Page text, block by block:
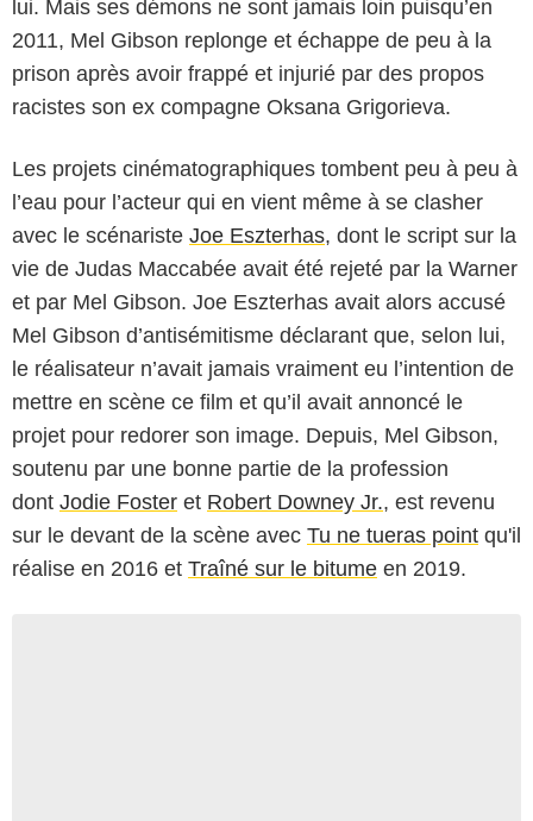
lui. Mais ses démons ne sont jamais loin puisqu’en
2011, Mel Gibson replonge et échappe de peu à la
prison après avoir frappé et injurié par des propos
racistes son ex compagne Oksana Grigorieva.
Les projets cinématographiques tombent peu à peu à
l’eau pour l’acteur qui en vient même à se clasher
avec le scénariste Joe Eszterhas, dont le script sur la
vie de Judas Maccabée avait été rejeté par la Warner
et par Mel Gibson. Joe Eszterhas avait alors accusé
Mel Gibson d’antisémitisme déclarant que, selon lui,
le réalisateur n’avait jamais vraiment eu l’intention de
mettre en scène ce film et qu’il avait annoncé le
projet pour redorer son image. Depuis, Mel Gibson,
soutenu par une bonne partie de la profession
dont Jodie Foster et Robert Downey Jr., est revenu
sur le devant de la scène avec Tu ne tueras point qu'il
réalise en 2016 et Traîné sur le bitume en 2019.